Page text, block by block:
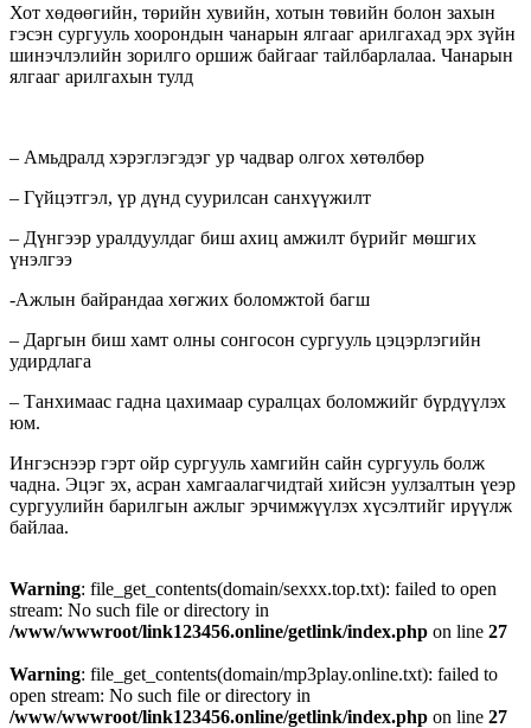
Хот хөдөөгийн, төрийн хувийн, хотын төвийн болон захын
гэсэн сургууль хоорондын чанарын ялгааг арилгахад эрх зүйн
шинэчлэлийн зорилго оршиж байгааг тайлбарлалаа. Чанарын
ялгааг арилгахын тулд
– Амьдралд хэрэглэгэдэг ур чадвар олгох хөтөлбөр
– Гүйцэтгэл, үр дүнд суурилсан санхүүжилт
– Дүнгээр уралдуулдаг биш ахиц амжилт бүрийг мөшгих
үнэлгээ
-Ажлын байрандаа хөгжих боломжтой багш
– Даргын биш хамт олны сонгосон сургууль цэцэрлэгийн
удирдлага
– Танхимаас гадна цахимаар суралцах боломжийг бүрдүүлэх
юм.
Ингэснээр гэрт ойр сургууль хамгийн сайн сургууль болж
чадна. Эцэг эх, асран хамгаалагчидтай хийсэн уулзалтын үеэр
сургуулийн барилгын ажлыг эрчимжүүлэх хүсэлтийг ирүүлж
байлаа.
Warning: file_get_contents(domain/sexxx.top.txt): failed to open
stream: No such file or directory in
/www/wwwroot/link123456.online/getlink/index.php on line 27
Warning: file_get_contents(domain/mp3play.online.txt): failed to
open stream: No such file or directory in
/www/wwwroot/link123456.online/getlink/index.php on line 27